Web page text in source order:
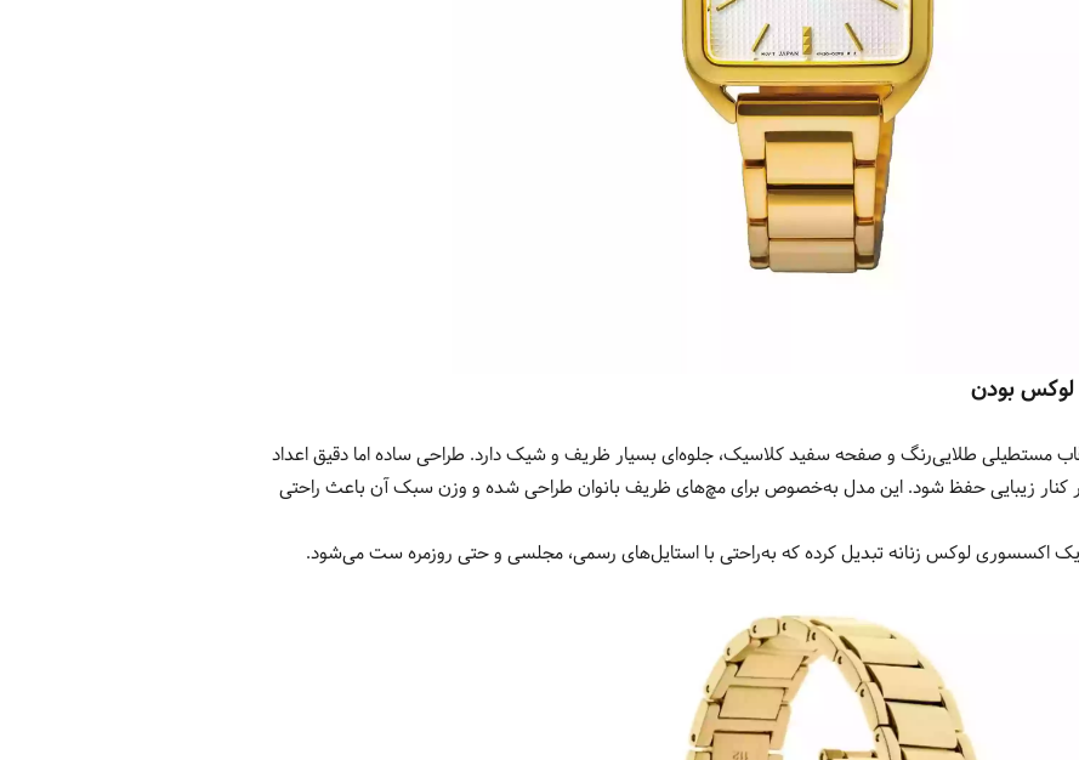
بودن
مستطیلی طلایی‌رنگ و صفحه سفید کلاسیک، جلوه‌ای بسیار ظریف و شیک دارد. طراحی ساده اما دقیق اعداد
کنار زیبایی حفظ شود. این مدل به‌خصوص برای مچ‌های ظریف بانوان طراحی شده و وزن سبک آن باعث راحتی
اکسسوری لوکس زنانه تبدیل کرده که به‌راحتی با استایل‌های رسمی، مجلسی و حتی روزمره ست می‌شود.